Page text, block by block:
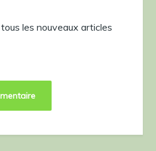
les nouveaux articles